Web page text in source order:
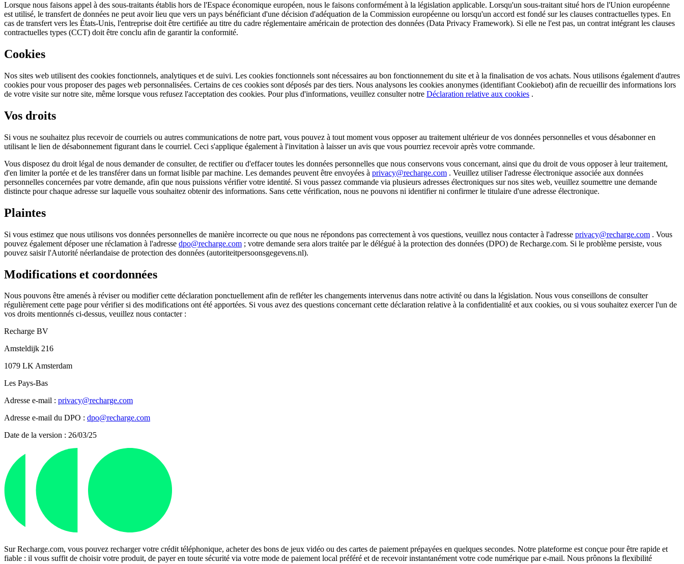
Lorsque nous faisons appel à des sous-traitants établis hors de l'Espace économique européen, nous le faisons conformément à la législation applicable. Lorsqu'un sous-traitant situé hors de l'Union européenne
est utilisé, le transfert de données ne peut avoir lieu que vers un pays bénéficiant d'une décision d'adéquation de la Commission européenne ou lorsqu'un accord est fondé sur les clauses contractuelles types. En
cas de transfert vers les États-Unis, l'entreprise doit être certifiée au titre du cadre réglementaire américain de protection des données (Data Privacy Framework). Si elle ne l'est pas, un contrat intégrant les clauses
contractuelles types (CCT) doit être conclu afin de garantir la conformité.
Cookies
Nos sites web utilisent des cookies fonctionnels, analytiques et de suivi. Les cookies fonctionnels sont nécessaires au bon fonctionnement du site et à la finalisation de vos achats. Nous utilisons également d'autres
cookies pour vous proposer des pages web personnalisées. Certains de ces cookies sont déposés par des tiers. Nous analysons les cookies anonymes (identifiant Cookiebot) afin de recueillir des informations lors
de votre visite sur notre site, même lorsque vous refusez l'acceptation des cookies. Pour plus d'informations, veuillez consulter notre Déclaration relative aux cookies .
Vos droits
Si vous ne souhaitez plus recevoir de courriels ou autres communications de notre part, vous pouvez à tout moment vous opposer au traitement ultérieur de vos données personnelles et vous désabonner en
utilisant le lien de désabonnement figurant dans le courriel. Ceci s'applique également à l'invitation à laisser un avis que vous pourriez recevoir après votre commande.
Vous disposez du droit légal de nous demander de consulter, de rectifier ou d'effacer toutes les données personnelles que nous conservons vous concernant, ainsi que du droit de vous opposer à leur traitement,
d'en limiter la portée et de les transférer dans un format lisible par machine. Les demandes peuvent être envoyées à privacy@recharge.com . Veuillez utiliser l'adresse électronique associée aux données
personnelles concernées par votre demande, afin que nous puissions vérifier votre identité. Si vous passez commande via plusieurs adresses électroniques sur nos sites web, veuillez soumettre une demande
distincte pour chaque adresse sur laquelle vous souhaitez obtenir des informations. Sans cette vérification, nous ne pouvons ni identifier ni confirmer le titulaire d'une adresse électronique.
Plaintes
Si vous estimez que nous utilisons vos données personnelles de manière incorrecte ou que nous ne répondons pas correctement à vos questions, veuillez nous contacter à l'adresse privacy@recharge.com . Vous
pouvez également déposer une réclamation à l'adresse dpo@recharge.com ; votre demande sera alors traitée par le délégué à la protection des données (DPO) de Recharge.com. Si le problème persiste, vous
pouvez saisir l'Autorité néerlandaise de protection des données (autoriteitpersoonsgegevens.nl).
Modifications et coordonnées
Nous pouvons être amenés à réviser ou modifier cette déclaration ponctuellement afin de refléter les changements intervenus dans notre activité ou dans la législation. Nous vous conseillons de consulter
régulièrement cette page pour vérifier si des modifications ont été apportées. Si vous avez des questions concernant cette déclaration relative à la confidentialité et aux cookies, ou si vous souhaitez exercer l'un de
vos droits mentionnés ci-dessus, veuillez nous contacter :
Recharge BV
Amsteldijk 216
1079 LK Amsterdam
Les Pays-Bas
Adresse e-mail : privacy@recharge.com
Adresse e-mail du DPO : dpo@recharge.com
Date de la version : 26/03/25
Sur Recharge.com, vous pouvez recharger votre crédit téléphonique, acheter des bons de jeux vidéo ou des cartes de paiement prépayées en quelques secondes. Notre plateforme est conçue pour être rapide et
fiable : il vous suffit de choisir votre produit, de payer en toute sécurité via votre mode de paiement local préféré et de recevoir instantanément votre code numérique par e-mail. Nous prônons la flexibilité